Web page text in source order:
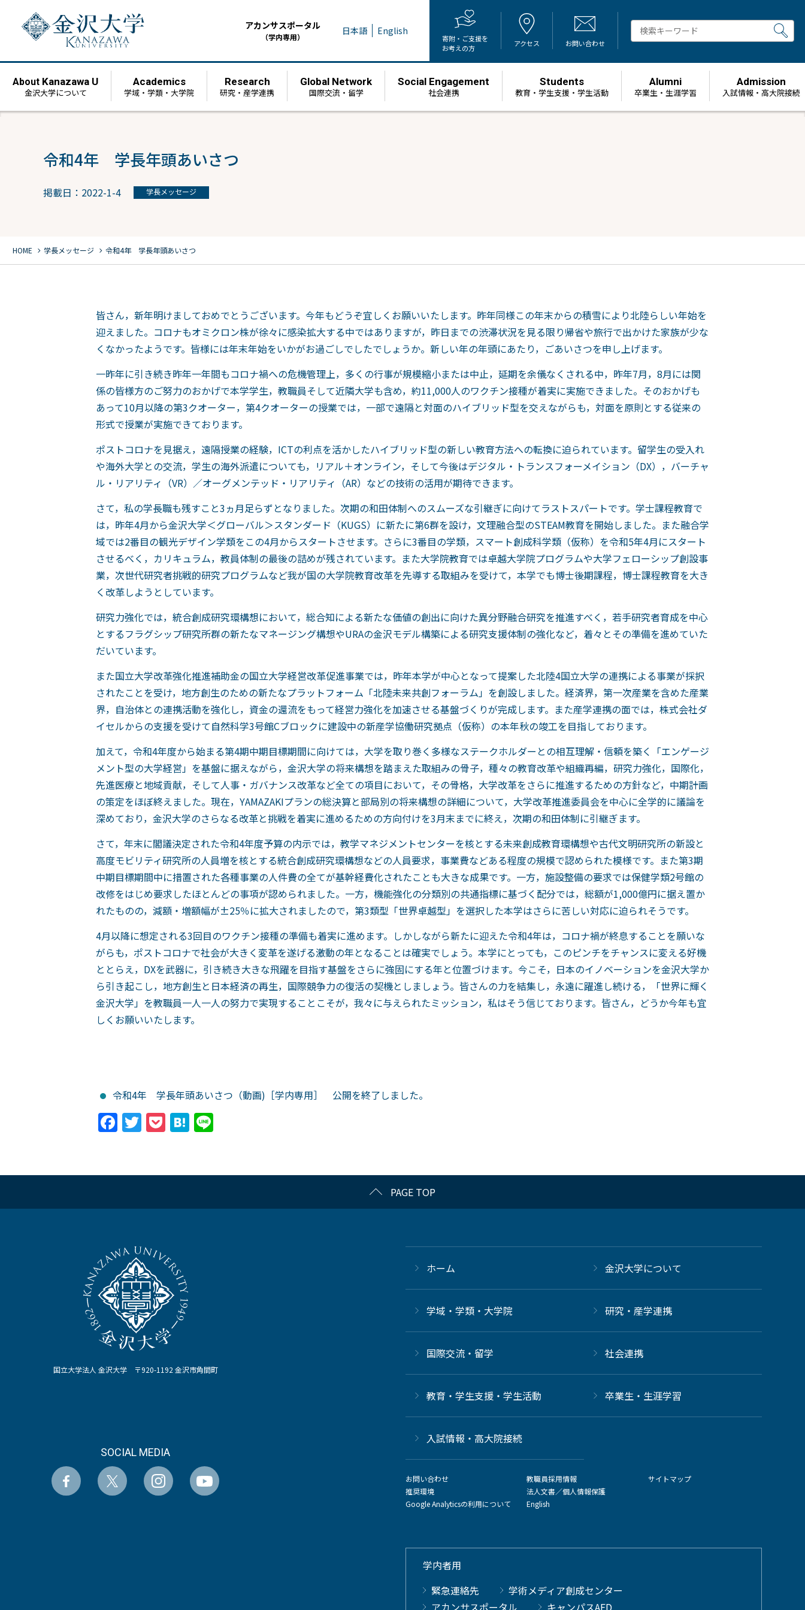
アカンサスポータル
（学内専用） 日本語 English
寄附・ご支援を
お考えの方
アクセス お問い合わせ
About Kanazawa U
金沢大学について
Academics
学域・学類・大学院
Research
研究・産学連携
Global Network
国際交流・留学
Social Engagement
社会連携
Students
教育・学生支援・学生活動
Alumni
卒業生・生涯学習
Admission
⼊試情報・高大院接続
令和4年 学長年頭あいさつ
掲載日：2022-1-4 学長メッセージ
HOME chevron_right 学長メッセージ chevron_right 令和4年 学長年頭あいさつ
皆さん，新年明けましておめでとうございます。今年もどうぞ宜しくお願いいたします。昨年同様この年末からの積雪により北陸らしい年始を
迎えました。コロナもオミクロン株が徐々に感染拡大する中ではありますが，昨日までの渋滞状況を見る限り帰省や旅行で出かけた家族が少な
くなかったようです。皆様には年末年始をいかがお過ごしでしたでしょうか。新しい年の年頭にあたり，ごあいさつを申し上げます。
一昨年に引き続き昨年一年間もコロナ禍への危機管理上，多くの行事が規模縮小または中止，延期を余儀なくされる中，昨年7月，8月には関
係の皆様方のご努力のおかげで本学学生，教職員そして近隣大学も含め，約11,000人のワクチン接種が着実に実施できました。そのおかげも
あって10月以降の第3クオーター，第4クオーターの授業では，一部で遠隔と対面のハイブリッド型を交えながらも，対面を原則とする従来の
形式で授業が実施できております。
ポストコロナを見据え，遠隔授業の経験，ICTの利点を活かしたハイブリッド型の新しい教育方法への転換に迫られています。留学生の受入れ
や海外大学との交流，学生の海外派遣についても，リアル＋オンライン，そして今後はデジタル・トランスフォーメイション（DX），バーチャ
ル・リアリティ（VR）／オーグメンテッド・リアリティ（AR）などの技術の活用が期待できます。
さて，私の学長職も残すこと3ヵ月足らずとなりました。次期の和田体制へのスムーズな引継ぎに向けてラストスパートです。学士課程教育で
は，昨年4月から金沢大学＜グローバル＞スタンダード（KUGS）に新たに第6群を設け，文理融合型のSTEAM教育を開始しました。また融合学
域では2番目の観光デザイン学類をこの4月からスタートさせます。さらに3番目の学類，スマート創成科学類（仮称）を令和5年4月にスタート
させるべく，カリキュラム，教員体制の最後の詰めが残されています。また大学院教育では卓越大学院プログラムや大学フェローシップ創設事
業，次世代研究者挑戦的研究プログラムなど我が国の大学院教育改革を先導する取組みを受けて，本学でも博士後期課程，博士課程教育を大き
く改革しようとしています。
研究力強化では，統合創成研究環構想において，総合知による新たな価値の創出に向けた異分野融合研究を推進すべく，若手研究者育成を中心
とするフラグシップ研究所群の新たなマネージング構想やURAの金沢モデル構築による研究支援体制の強化など，着々とその準備を進めていた
だいています。
また国立大学改革強化推進補助金の国立大学経営改革促進事業では，昨年本学が中心となって提案した北陸4国立大学の連携による事業が採択
されたことを受け，地方創生のための新たなプラットフォーム「北陸未来共創フォーラム」を創設しました。経済界，第一次産業を含めた産業
界，自治体との連携活動を強化し，資金の還流をもって経営力強化を加速させる基盤づくりが完成します。また産学連携の面では，株式会社ダ
イセルからの支援を受けて自然科学3号館Cブロックに建設中の新産学協働研究拠点（仮称）の本年秋の竣工を目指しております。
加えて，令和4年度から始まる第4期中期目標期間に向けては，大学を取り巻く多様なステークホルダーとの相互理解・信頼を築く「エンゲージ
メント型の大学経営」を基盤に据えながら，金沢大学の将来構想を踏まえた取組みの骨子，種々の教育改革や組織再編，研究力強化，国際化，
先進医療と地域貢献，そして人事・ガバナンス改革など全ての項目において，その骨格，大学改革をさらに推進するための方針など，中期計画
の策定をほぼ終えました。現在，YAMAZAKIプランの総決算と部局別の将来構想の詳細について，大学改革推進委員会を中心に全学的に議論を
深めており，金沢大学のさらなる改革と挑戦を着実に進めるための方向付けを3月末までに終え，次期の和田体制に引継ぎます。
さて，年末に閣議決定された令和4年度予算の内示では，教学マネジメントセンターを核とする未来創成教育環構想や古代文明研究所の新設と
高度モビリティ研究所の人員増を核とする統合創成研究環構想などの人員要求，事業費などある程度の規模で認められた模様です。また第3期
中期目標期間中に措置された各種事業の人件費の全てが基幹経費化されたことも大きな成果です。一方，施設整備の要求では保健学類2号館の
改修をはじめ要求したほとんどの事項が認められました。一方，機能強化の分類別の共通指標に基づく配分では，総額が1,000億円に据え置か
れたものの，減額・増額幅が±25％に拡大されましたので，第3類型「世界卓越型」を選択した本学はさらに苦しい対応に迫られそうです。
4月以降に想定される3回目のワクチン接種の準備も着実に進めます。しかしながら新たに迎えた令和4年は，コロナ禍が終息することを願いな
がらも，ポストコロナで社会が大きく変革を遂げる激動の年となることは確実でしょう。本学にとっても，このピンチをチャンスに変える好機
ととらえ，DXを武器に，引き続き大きな飛躍を目指す基盤をさらに強固にする年と位置づけます。今こそ，日本のイノベーションを金沢大学か
ら引き起こし，地方創生と日本経済の再生，国際競争力の復活の契機としましょう。皆さんの力を結集し，永遠に躍進し続ける，「世界に輝く
金沢大学」を教職員一人一人の努力で実現することこそが，我々に与えられたミッション，私はそう信じております。皆さん，どうか今年も宜
しくお願いいたします。
令和4年 学長年頭あいさつ（動画)［学内専用］ 公開を終了しました。
Facebook
Twitter
PocketHatena
PAGE TOP
国立大学法人 金沢大学 〒920-1192 金沢市角間町
SOCIAL MEDIA
ホーム 金沢大学について
学域・学類・大学院 研究・産学連携
国際交流・留学 社会連携
教育・学生支援・学生活動 卒業生・生涯学習
⼊試情報・高大院接続
お問い合わせ
推奨環境
Google Analyticsの利用について
教職員採用情報
法人文書／個人情報保護
English
サイトマップ
学内者用
緊急連絡先
学術メディア創成センター
アカンサスポータル
キャンパスAED